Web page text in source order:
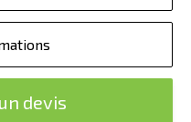
devis